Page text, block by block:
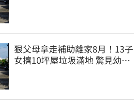
狠父母拿走補助離家8月！13子
女擠10坪屋垃圾滿地 驚見幼童